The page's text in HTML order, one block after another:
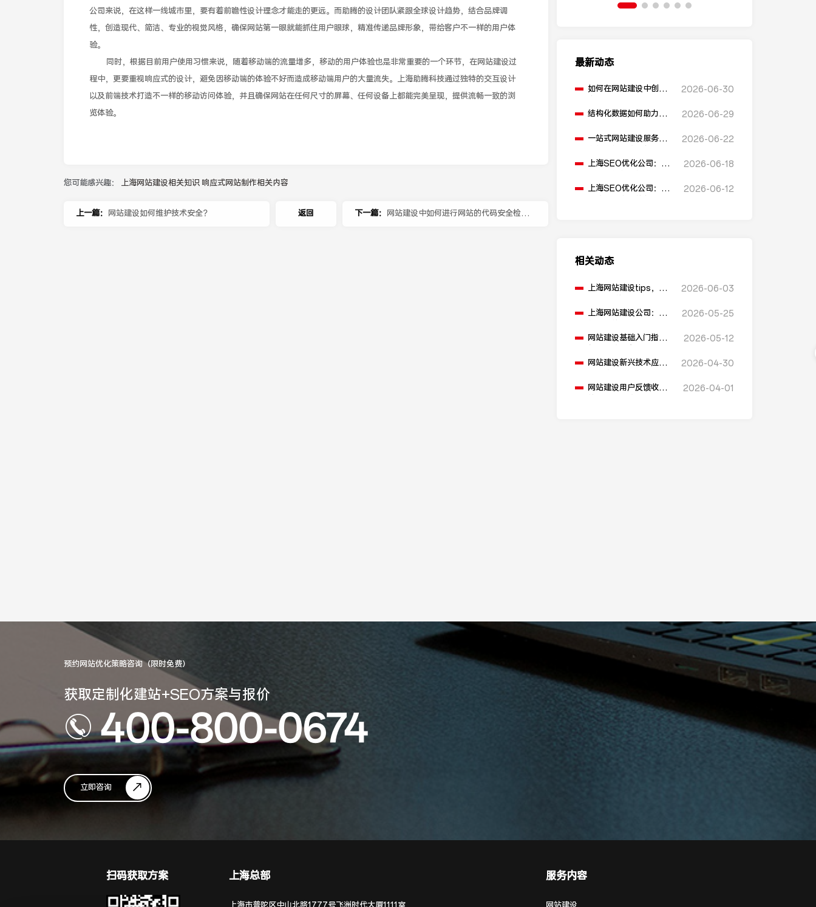
公司来说，在这样一线城市里，要有着前瞻性设计理念才能走的更远。而助腾的设计团队紧跟全球设计趋势，结合品牌调
性，创造现代、简洁、专业的视觉风格，确保网站第一眼就能抓住用户眼球，精准传递品牌形象，带给客户不一样的用户体
验。
同时，根据目前用户使用习惯来说，随着移动端的流量增多，移动的用户体验也是非常重要的一个环节，在网站建设过
程中，更要重视响应式的设计，避免因移动端的体验不好而造成移动端用户的大量流失。上海助腾科技通过独特的交互设计
以及前端技术打造不一样的移动访问体验，并且确保网站在任何尺寸的屏幕、任何设备上都能完美呈现，提供流畅一致的浏
览体验。
您可能感兴趣： 上海网站建设相关知识 响应式网站制作相关内容
上一篇： 网站建设如何维护技术安全？ 下一篇： 网站建设中如何进行网站的代码安全检
返回
最新动态
如何在网站建设中创建
2026-06-30
结构化数据如何助力
2026-06-29
一站式网站建设服务平
2026-06-22
上海SEO优化公司：如
升点击率和SEO效果？
2026-06-18
上海SEO优化公司：有
2026-06-12
相关动态
上海网站建设tips，避
2026-06-03
上海网站建设公司：网
些？
2026-05-25
网站建设基础入门指南
2026-05-12
网站建设新兴技术应用
2026-04-30
网站建设用户反馈收集
2026-04-01
预约网站优化策略咨询（限时免费）
获取定制化建站+SEO方案与报价
400-800-0674
立即咨询
扫码获取方案 上海总部 服务内容